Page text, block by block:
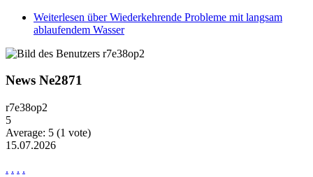
Weiterlesen über Wiederkehrende Probleme mit langsam
ablaufendem Wasser
News Ne2871
r7e38op2
5
Average: 5 (1 vote)
15.07.2026
. . . .